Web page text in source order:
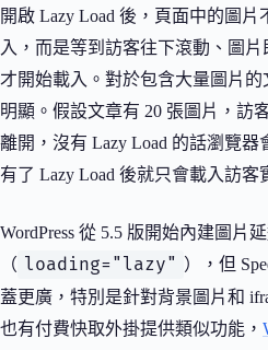
開啟 Lazy Load 後，頁面中的圖
入，而是等到訪客往下滾動、圖
才開始載入。對於包含大量圖片
明顯。假設文章有 20 張圖片，訪
離開，沒有 Lazy Load 的話瀏覽器
有了 Lazy Load 後就只會載入訪客
WordPress 從 5.5 版開始內建圖片
（ loading="lazy"
），但
蓋更廣，特別是針對背景圖片和
也有付費快取外掛提供類似功能，